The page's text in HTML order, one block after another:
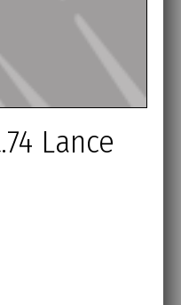
Lance